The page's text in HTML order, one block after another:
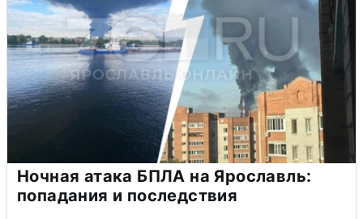
Ночная атака БПЛА на Ярославль:
попадания и последствия